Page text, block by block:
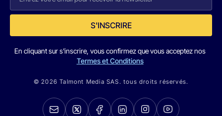
S'INSCRIRE
En cliquant sur s'inscrire, vous confirmez que vous acceptez nos
Termes et Conditions
© 2026 Talmont Media SAS. tous droits réservés.